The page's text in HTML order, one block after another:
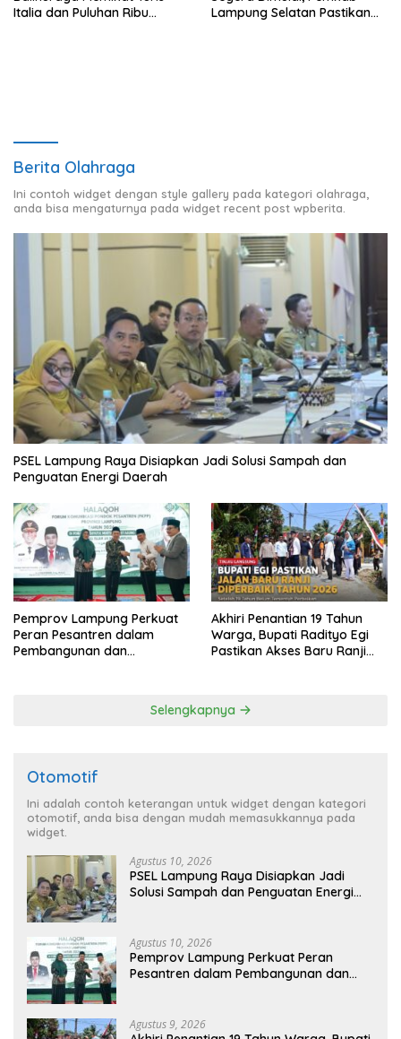
Italia dan Puluhan Ribu
Lampung Selatan Pastikan
Berita Olahraga
Ini contoh widget dengan style gallery pada kategori olahraga,
anda bisa mengaturnya pada widget recent post wpberita.
PSEL Lampung Raya Disiapkan Jadi Solusi Sampah dan
Penguatan Energi Daerah
Pemprov Lampung Perkuat
Peran Pesantren dalam
Pembangunan dan
Akhiri Penantian 19 Tahun
Warga, Bupati Radityo Egi
Pastikan Akses Baru Ranji
Selengkapnya
Otomotif
Ini adalah contoh keterangan untuk widget dengan kategori
otomotif, anda bisa dengan mudah memasukkannya pada
widget.
Agustus 10, 2026
PSEL Lampung Raya Disiapkan Jadi
Solusi Sampah dan Penguatan Energi
Agustus 10, 2026
Pemprov Lampung Perkuat Peran
Pesantren dalam Pembangunan dan
Agustus 9, 2026